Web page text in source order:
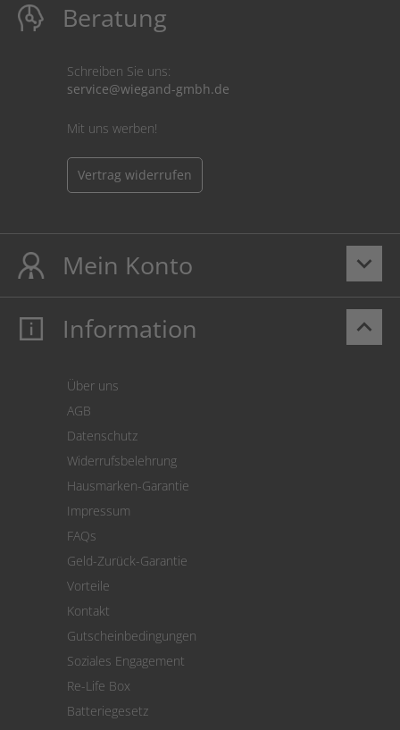
Beratung
Schreiben Sie uns:
service@wiegand-gmbh.de
Mit uns werben!
Vertrag widerrufen
keyboard_arrow_down
Mein Konto
Mein Konto
Cookie Einstellungen
keyboard_arrow_up
Information
Über uns
AGB
Datenschutz
Widerrufsbelehrung
Hausmarken-Garantie
Impressum
FAQs
Geld-Zurück-Garantie
Vorteile
Kontakt
Gutscheinbedingungen
Soziales Engagement
Re-Life Box
Batteriegesetz